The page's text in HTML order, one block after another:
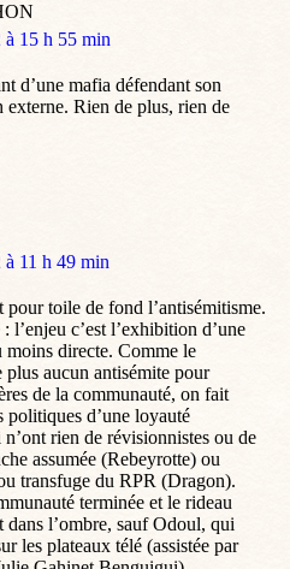
à 15 h 55 min
d’une mafia défendant son
Rien de plus, rien de
à 11 h 49 min
pour toile de fond l’antisémitisme.
l’enjeu c’est l’exhibition d’une
moins directe. Comme le
aucun antisémite pour
de la communauté, on fait
politiques d’une loyauté
rien de révisionnistes ou de
assumée (Rebeyrotte) ou
transfuge du RPR (Dragon).
terminée et le rideau
dans l’ombre, sauf Odoul, qui
les plateaux télé (assistée par